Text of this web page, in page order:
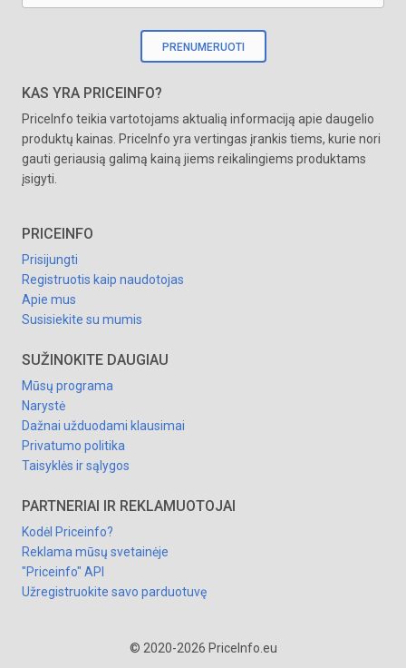
PRENUMERUOTI
KAS YRA PRICEINFO?
PriceInfo teikia vartotojams aktualią informaciją apie daugelio
produktų kainas. PriceInfo yra vertingas įrankis tiems, kurie nori
gauti geriausią galimą kainą jiems reikalingiems produktams
įsigyti.
PRICEINFO
Prisijungti
Registruotis kaip naudotojas
Apie mus
Susisiekite su mumis
SUŽINOKITE DAUGIAU
Mūsų programa
Narystė
Dažnai užduodami klausimai
Privatumo politika
Taisyklės ir sąlygos
PARTNERIAI IR REKLAMUOTOJAI
Kodėl Priceinfo?
Reklama mūsų svetainėje
"Priceinfo" API
Užregistruokite savo parduotuvę
© 2020-2026 PriceInfo.eu